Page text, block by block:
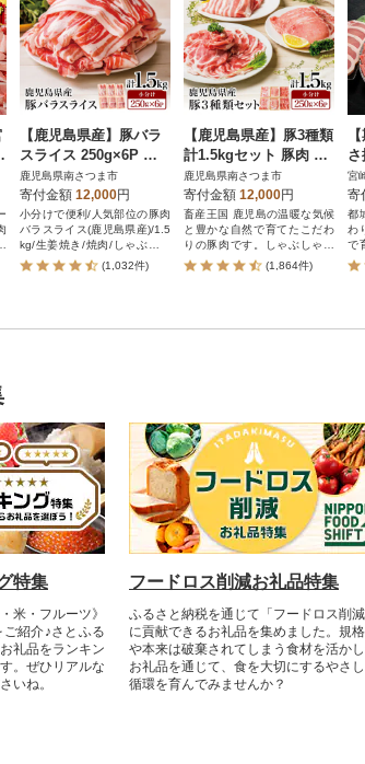
【鹿児島県産】豚バラ
スライス 250g×6P 計1.
5kgセット
鹿児島県南さつま市
寄付金額 12,000円
小分けで便利/人気部位の豚肉
バラスライス(鹿児島県産)/1.5
kg/生姜焼き/焼肉/しゃぶしゃ
ぶ/豚肉/小分け/冷凍/カミチク
(1,032件)
【鹿児島県産】豚3種類
計1.5kgセット 豚肉 小
分け 冷凍 カミチク
鹿児島県南さつま市
寄付金額 12,000円
畜産王国 鹿児島の温暖な気候
と豊かな自然で育てたこだわ
りの豚肉です。しゃぶしゃぶ
用の肩ロース 生姜焼き用のロ
(1,864件)
城
ト
宮
寄
都
わ
で
し
特集
米・フルーツ》
紹介♪さとふる
礼品をランキン
。ぜひリアルな
いね。
フードロス削減お礼品特集
ふるさと納税を通じて「フードロス削減
に貢献できるお礼品を集めました。規
や本来は破棄されてしまう食材を活か
お礼品を通じて、食を大切にするやさ
循環を育んでみませんか？​